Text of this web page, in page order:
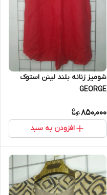
شومیز زنانه بلند لینن استوک
GEORGE
850,000
افزودن به سبد